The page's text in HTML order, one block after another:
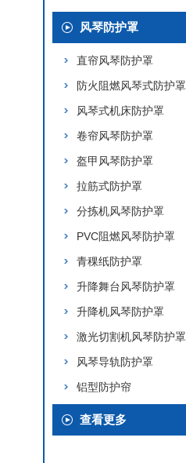
风琴防护罩
直帘风琴防护罩
防火阻燃风琴式防护罩
风琴式机床防护罩
卷帘风琴防护罩
盔甲风琴防护罩
拉筋式防护罩
分拣机风琴防护罩
PVC阻燃风琴防护罩
青稞纸防护罩
升降舞台风琴防护罩
升降机风琴防护罩
激光切割机风琴防护罩
风琴导轨防护罩
铝型防护帘
查看更多